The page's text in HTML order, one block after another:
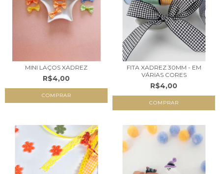
MINI LAÇOS XADREZ
R$4,00
COMPRAR
FITA XADREZ 30MM - EM
VÁRIAS CORES
R$4,00
COMPRAR